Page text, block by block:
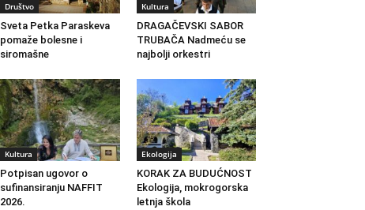
Društvo
Sveta Petka Paraskeva
pomaže bolesne i
siromašne
Kultura
DRAGAČEVSKI SABOR
TRUBAČA Nadmeću se
najbolji orkestri
Kultura
Potpisan ugovor o
sufinansiranju NAFFIT
2026.
Ekologija
KORAK ZA BUDUĆNOST
Ekologija, mokrogorska
letnja škola